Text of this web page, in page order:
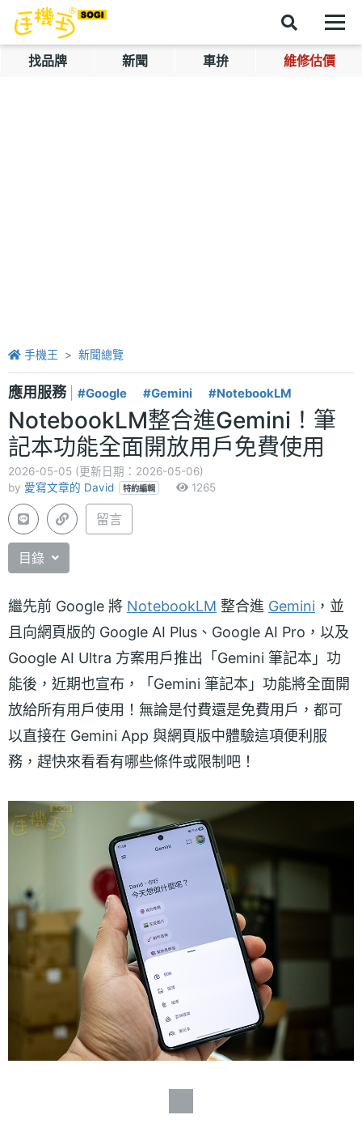
找品牌 新聞 車拚 維修估價
手機王 新聞總覽
應用服務 #Google #Gemini #NotebookLM
NotebookLM整合進Gemini！筆
記本功能全面開放用戶免費使用
2026-05-05 (更新日期：2026-05-06)
by 愛寫文章的 David 特約編輯 1265
留言
目錄
繼先前 Google 將 NotebookLM 整合進 Gemini ，並
且向網頁版的 Google AI Plus、Google AI Pro，以及
Google AI Ultra 方案用戶推出「Gemini 筆記本」功
能後，近期也宣布，「Gemini 筆記本」功能將全面開
放給所有用戶使用！無論是付費還是免費用戶，都可
以直接在 Gemini App 與網頁版中體驗這項便利服
務，趕快來看看有哪些條件或限制吧！